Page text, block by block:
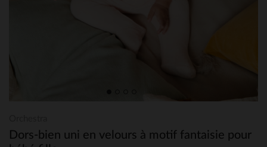
Dors-bien uni en velours à motif fantaisie pour